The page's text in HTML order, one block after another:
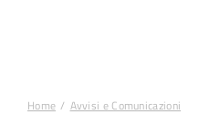
Tu sei qui:
Home Avvisi e Comunicazioni